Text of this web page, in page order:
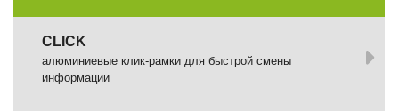
СLICK
алюминиевые клик-рамки для быстрой смены
информации